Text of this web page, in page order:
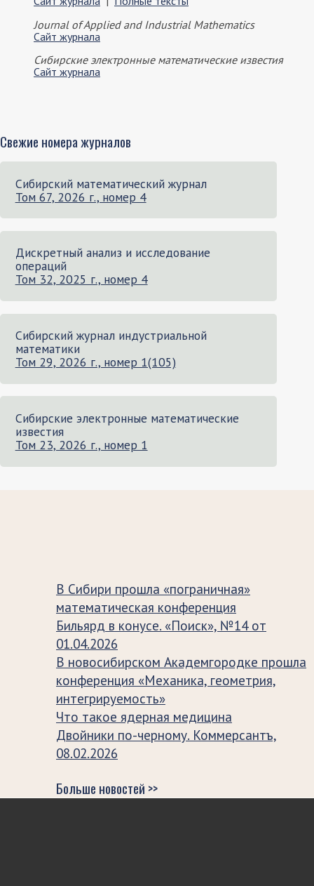
Journal of Applied and Industrial Mathematics
Сайт журнала
Сибирские электронные математические известия
Сайт журнала
Свежие номера журналов
Сибирский математический журнал
Том 67, 2026 г., номер 4
Дискретный анализ и исследование
операций
Том 32, 2025 г., номер 4
Сибирский журнал индустриальной
математики
Том 29, 2026 г., номер 1(105)
Сибирские электронные математические
известия
Том 23, 2026 г., номер 1
В Сибири прошла «пограничная»
математическая конференция
Бильярд в конусе. «Поиск», №14 от
01.04.2026
В новосибирском Академгородке прошла
конференция «Механика, геометрия,
интегрируемость»
Что такое ядерная медицина
Двойники по-черному. Коммерсантъ,
08.02.2026
Больше новостей >>